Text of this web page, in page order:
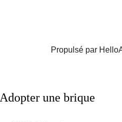
Propulsé par
Adopter une brique